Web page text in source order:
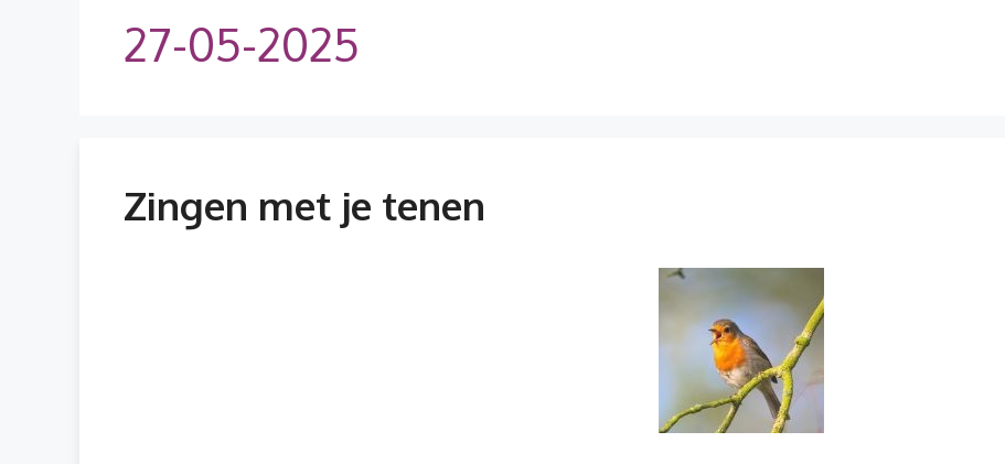
27-05-2025
Zingen met je tenen